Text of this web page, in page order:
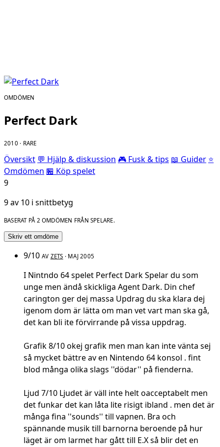
OMDÖMEN
Perfect Dark
2010 · RARE
Översikt 💬 Hjälp & diskussion 🎮 Fusk & tips 📖 Guider ⭐
Omdömen 🏪 Köp spelet
9
9 av 10 i snittbetyg
BASERAT PÅ 2 OMDÖMEN FRÅN SPELARE.
Skriv ett omdöme
9/10 AV ZETS · MAJ 2005
I Nintndo 64 spelet Perfect Dark Spelar du som
unge men ändå skickliga Agent Dark. Din chef
carington ger dej massa Updrag du ska klara dej
igenom dom är lätta om man vet vart man ska gå,
det kan bli ite förvirrande på vissa uppdrag.
Grafik 8/10 okej grafik men man kan inte vänta sej
så mycket bättre av en Nintendo 64 konsol . fint
blod många olika slags ''dödar'' på fienderna.
Ljud 7/10 Ljudet är väll inte helt oacceptabelt men
det funkar det kan låta lite risigt ibland . men det är
många fina ''sounds'' till vapnen. Bra och
spännande musik till barnorna beroende på hur
läget är om larmet har gått till E.X så blir det en